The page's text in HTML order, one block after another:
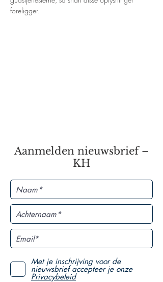
foreligger.
Aanmelden nieuwsbrief –
KH
Met je inschrijving voor de
nieuwsbrief accepteer je onze
Privacybeleid